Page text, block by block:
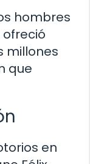
hombres
ofreció
millones
que
en